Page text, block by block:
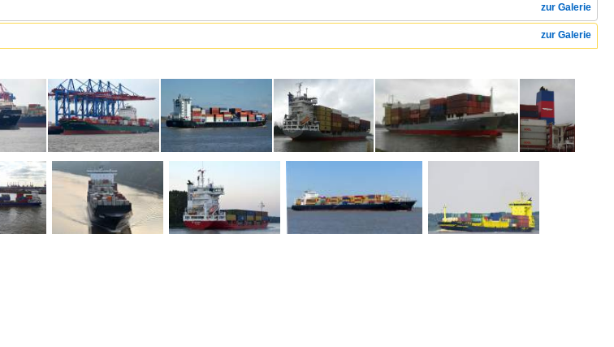
zur Galerie
zur Galerie